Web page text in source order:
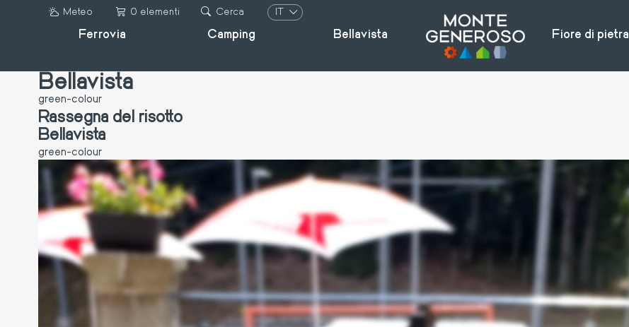
Meteo 0 elementi Cerca
IT
Ferrovia Camping Bellavista Fiore di pietra
Bellavista
green-colour
Rassegna del risotto
Bellavista
green-colour